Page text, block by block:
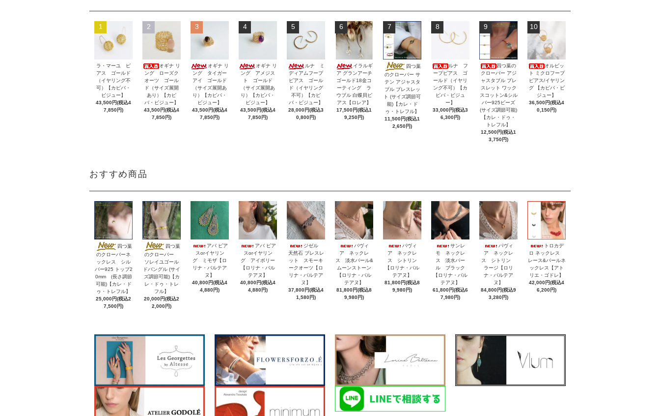
1
ラ・マーユ ピ
アス ゴールド
（イヤリング不
可）【カピバ・
ビジュー】
43,500円(税込4
7,850円)
2
オギナ リ
ング ローズク
オーツ ゴール
ド（サイズ展開
あり）【カピ
バ・ビジュー】
43,500円(税込4
7,850円)
3
オギナ リ
ング タイガー
アイ ゴールド
（サイズ展開あ
り）【カピバ・
ビジュー】
43,500円(税込4
7,850円)
4
オギナ リ
ング アメジス
ト ゴールド
（サイズ展開あ
り）【カピバ・
ビジュー】
43,500円(税込4
7,850円)
5
ルナ ミ
ディアムフープ
ピアス ゴール
ド（イヤリング
不可）【カピ
バ・ビジュー】
28,000円(税込3
0,800円)
6
イラルギ
ア グランアーチ
ゴールド18金コ
ーティング ラ
ウブル 白蝶貝ピ
アス【ロレア】
17,500円(税込1
9,250円)
7
四つ葉
のクローバー サ
テン アジャスタ
ブル ブレスレッ
ト (サイズ調節可
能)【カレ・ド
ゥ・トレフル】
11,500円(税込1
2,650円)
8
ルナ フ
ープピアス ゴ
ールド（イヤリ
ング不可）【カ
ピバ・ビジュ
ー】
33,000円(税込3
6,300円)
9
四つ葉の
クローバー アジ
ャスタブル ブレ
スレット ワック
スコットン&シル
バー925ビーズ
(サイズ調節可能)
【カレ・ドゥ・
トレフル】
12,500円(税込1
3,750円)
10
オルビッ
ト ミクロフープ
ピアス/イヤリン
グ 【カピバ・ビ
ジュー】
36,500円(税込4
0,150円)
おすすめ商品
四つ葉
のクローバーネ
ックレス シル
バー925 トップ2
0mm (長さ調節
可能)【カレ・ド
ゥ・トレフル】
25,000円(税込2
7,500円)
四つ葉
のクローバー
ソレイユゴール
ドバングル (サイ
ズ調節可能)【カ
レ・ドゥ・トレ
フル】
20,000円(税込2
2,000円)
アバ ピア
スorイヤリン
グ ミモザ【ロ
リナ・バルテア
ヌ】
40,800円(税込4
4,880円)
アバ ピア
スorイヤリン
グ アイボリー
【ロリナ・バル
テアヌ】
40,800円(税込4
4,880円)
ジゼル
天然石 ブレスレ
ット スモーキ
ークオーツ【ロ
リナ・バルテア
ヌ】
37,800円(税込4
1,580円)
パヴィ
ア ネックレ
ス 淡水パール&
ムーンストーン
【ロリナ・バル
テアヌ】
81,800円(税込8
9,980円)
パヴィ
ア ネックレ
ス シトリン
【ロリナ・バル
テアヌ】
81,800円(税込8
9,980円)
サンレ
モ ネックレ
ス 淡水パー
ル ブラック
【ロリナ・バル
テアヌ】
61,800円(税込6
7,980円)
パヴィ
ア ネックレ
ス シトリン
ラージ【ロリ
ナ・バルテア
ヌ】
84,800円(税込9
3,280円)
トロカデ
ロ ネックレス
レース&パールネ
ックレス【アト
リエ・ゴドレ】
42,000円(税込4
6,200円)